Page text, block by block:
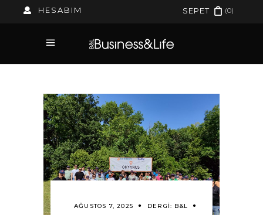
HESABIM SEPET (0)
AĞUSTOS 7, 2025 DERGI: B&L